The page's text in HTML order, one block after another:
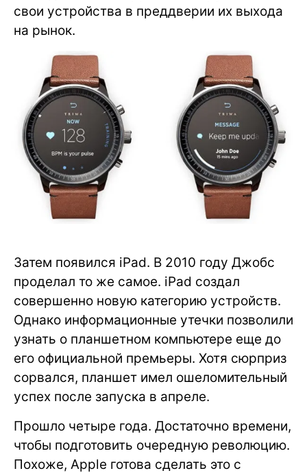
свои устройства в преддверии их выхода
на рынок.
Затем появился iPad. В 2010 году Джобс
проделал то же самое. iPad создал
совершенно новую категорию устройств.
Однако информационные утечки позволили
узнать о планшетном компьютере еще до
его официальной премьеры. Хотя сюрприз
сорвался, планшет имел ошеломительный
успех после запуска в апреле.
Прошло четыре года. Достаточно времени,
чтобы подготовить очередную революцию.
Похоже, Apple готова сделать это с